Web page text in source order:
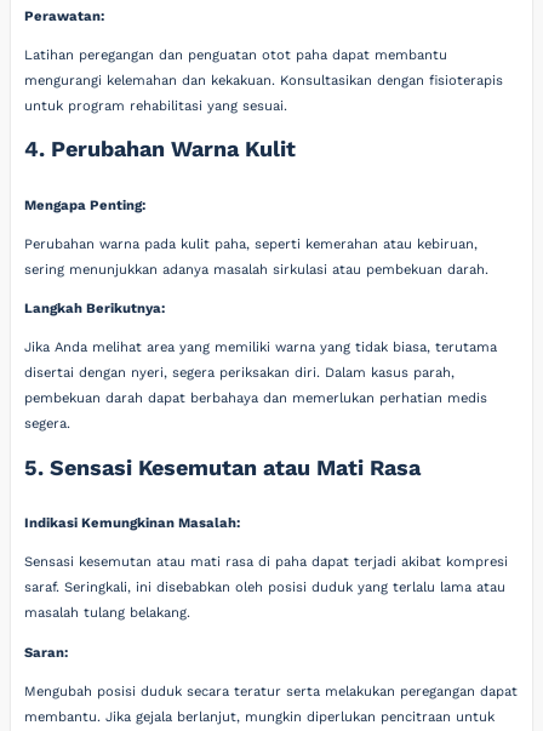
Perawatan:
Latihan peregangan dan penguatan otot paha dapat membantu
mengurangi kelemahan dan kekakuan. Konsultasikan dengan fisioterapis
untuk program rehabilitasi yang sesuai.
4. Perubahan Warna Kulit
Mengapa Penting:
Perubahan warna pada kulit paha, seperti kemerahan atau kebiruan,
sering menunjukkan adanya masalah sirkulasi atau pembekuan darah.
Langkah Berikutnya:
Jika Anda melihat area yang memiliki warna yang tidak biasa, terutama
disertai dengan nyeri, segera periksakan diri. Dalam kasus parah,
pembekuan darah dapat berbahaya dan memerlukan perhatian medis
segera.
5. Sensasi Kesemutan atau Mati Rasa
Indikasi Kemungkinan Masalah:
Sensasi kesemutan atau mati rasa di paha dapat terjadi akibat kompresi
saraf. Seringkali, ini disebabkan oleh posisi duduk yang terlalu lama atau
masalah tulang belakang.
Saran:
Mengubah posisi duduk secara teratur serta melakukan peregangan dapat
membantu. Jika gejala berlanjut, mungkin diperlukan pencitraan untuk